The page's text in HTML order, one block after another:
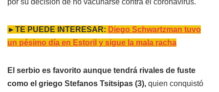
por su decisión de no vacunarse contra el coronavirus.
►TE PUEDE INTERESAR: Diego Schwartzman tuvo
un pésimo día en Estoril y sigue la mala racha
El serbio es favorito aunque tendrá rivales de fuste
como el griego Stefanos Tsitsipas (3), quien conquistó